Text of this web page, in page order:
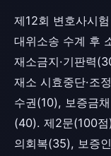
제12회 변호사시
대위소송 수계 후
재소금지·기판력
재소 시효중단·조
수권(10), 보증금
(40). 제2문(100점
의회복(35), 보증